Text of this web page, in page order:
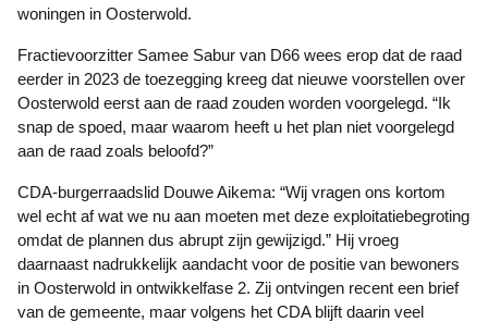
woningen in Oosterwold.
Fractievoorzitter Samee Sabur van D66 wees erop dat de raad
eerder in 2023 de toezegging kreeg dat nieuwe voorstellen over
Oosterwold eerst aan de raad zouden worden voorgelegd. “Ik
snap de spoed, maar waarom heeft u het plan niet voorgelegd
aan de raad zoals beloofd?”
CDA-burgerraadslid Douwe Aikema: “Wij vragen ons kortom
wel echt af wat we nu aan moeten met deze exploitatiebegroting
omdat de plannen dus abrupt zijn gewijzigd.” Hij vroeg
daarnaast nadrukkelijk aandacht voor de positie van bewoners
in Oosterwold in ontwikkelfase 2. Zij ontvingen recent een brief
van de gemeente, maar volgens het CDA blijft daarin veel